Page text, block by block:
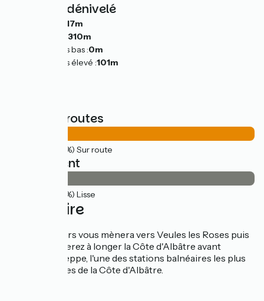
Pentes et dénivelé
317m
310m
Point le plus bas :0m
Point le plus élevé :101m
Types de routes
(100%) Sur route
Revêtement
(100%) Lisse
L'itinéraire
Votre parcours vous mènera vers Veules les Roses puis
vous continuerez à longer la Côte d'Albâtre avant
d'arriver à Dieppe, l'une des stations balnéaires les plus
emblématiques de la Côte d'Albâtre.